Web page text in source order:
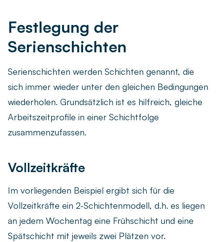
Festlegung der
Serienschichten
Serienschichten werden Schichten genannt, die
sich immer wieder unter den gleichen Bedingungen
wiederholen. Grundsätzlich ist es hilfreich, gleiche
Arbeitszeitprofile in einer Schichtfolge
zusammenzufassen.
Vollzeitkräfte
Im vorliegenden Beispiel ergibt sich für die
Vollzeitkräfte ein 2-Schichtenmodell, d.h. es liegen
an jedem Wochentag eine Frühschicht und eine
Spätschicht mit jeweils zwei Plätzen vor.